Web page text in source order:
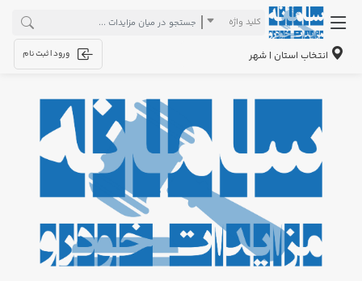
کلید واژه
انتخاب استان | شهر ورود | ثبت نام